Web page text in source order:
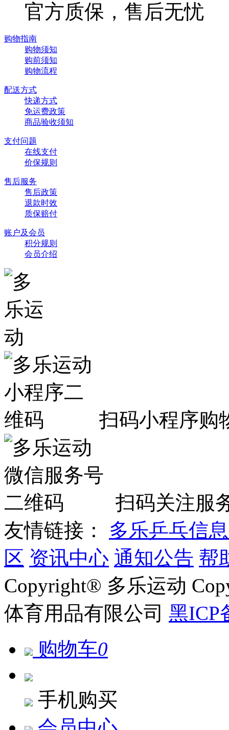
官方质保，售后无忧
购物指南
购物须知
购前须知
购物流程
配送方式
快递方式
免运费政策
商品验收须知
支付问题
在线支付
价保规则
售后服务
售后政策
退款时效
质保赔付
账户及会员
积分规则
会员介绍
扫码小程序购
扫码关注服
友情链接：
多乐乒乓信
区 资讯中心 通知公告 帮
Copyright® 多乐运动
体育用品有限公司 黑ICP
购物车0
手机购买